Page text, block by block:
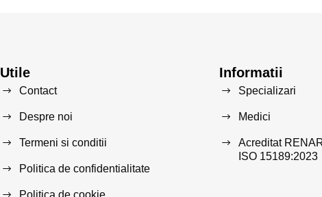
Utile
Contact
Despre noi
Termeni si conditii
Politica de confidentialitate
Politica de cookie
Informatii
Specializari
Medici
Acreditat
ISO 15189:2023